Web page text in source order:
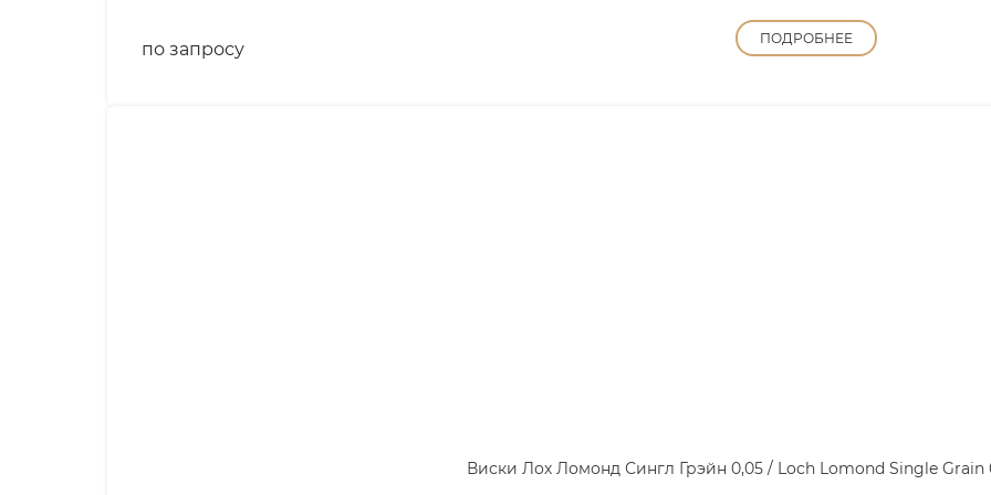
по запросу
ПОДРОБНЕЕ
Виски Лох Ломонд Сингл Грэйн 0,05 / Loch Lomond Single Grain